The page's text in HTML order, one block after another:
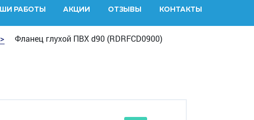
РАБОТЫ АКЦИИ ОТЗЫВЫ КОНТАКТЫ
Фланец глухой ПВХ d90 (RDRFCD0900)